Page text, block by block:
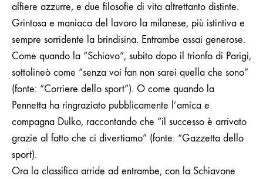
alfiere azzurre, e due filosofie di vita altrettanto distinte.
Grintosa e maniaca del lavoro la milanese, più istintiva e
sempre sorridente la brindisina. Entrambe assai generose.
Come quando la “Schiavo”, subito dopo il trionfo di Parigi,
sottolineò come “senza voi fan non sarei quella che sono”
(fonte: “Corriere dello sport”). O come quando la
Pennetta ha ringraziato pubblicamente l’amica e
compagna Dulko, raccontando che “il successo è arrivato
grazie al fatto che ci divertiamo” (fonte: “Gazzetta dello
sport).
Ora la classifica arride ad entrambe, con la Schiavone